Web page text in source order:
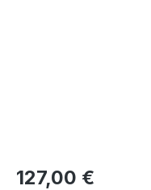
Regulärer Preis:
127,00 €